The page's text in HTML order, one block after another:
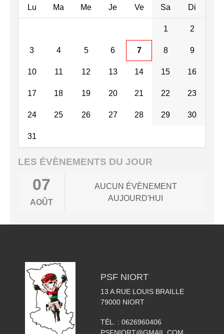
Lu Ma Me Je Ve Sa Di
1 2
3 4 5 6 7 8 9
10 11 12 13 14 15 16
17 18 19 20 21 22 23
24 25 26 27 28 29 30
31
LES ÉVÈNEMENTS DU JOUR
07
AOÛT
AUCUN ÉVÈNEMENT
AUJOURD'HUI
PSF NIORT
13 A RUE LOUIS BRAILLE
79000 NIORT
TÉL. : 0626960406
PSFNIORT@GMAIL.COM